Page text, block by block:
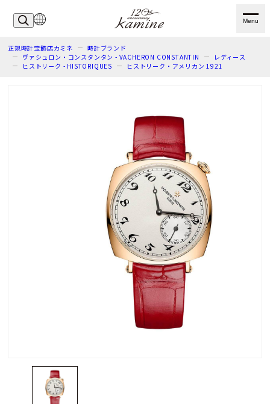
Menu
正規時計宝飾店カミネ
時計ブランド
ヴァシュロン・コンスタンタン - VACHERON CONSTANTIN
レディース
ヒストリーク - HISTORIQUES
ヒストリーク・アメリカン 1921